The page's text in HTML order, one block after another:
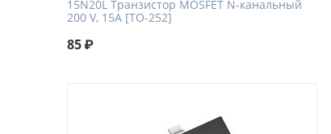
15N20L Транзистор MOSFET N-канальный
200 V, 15A [TO-252]
85₽